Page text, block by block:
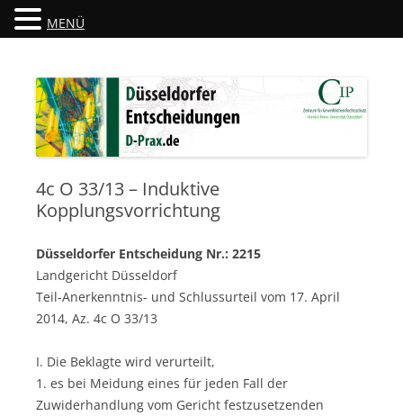
Düsseldorfer Entscheidungen
4c O 33/13 – Induktive
Kopplungsvorrichtung
Düsseldorfer Entscheidung Nr.: 2215
Landgericht Düsseldorf
Teil-Anerkenntnis- und Schlussurteil vom 17. April
2014, Az. 4c O 33/13
I. Die Beklagte wird verurteilt,
1. es bei Meidung eines für jeden Fall der
Zuwiderhandlung vom Gericht festzusetzenden
MENÜ